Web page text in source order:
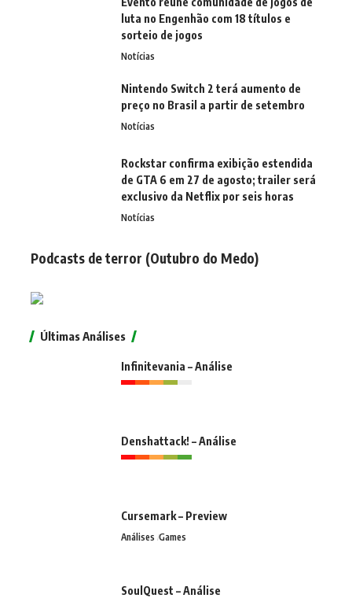
luta no Engenhão com 18 títulos e
sorteio de jogos
Notícias
Nintendo Switch 2 terá aumento de
preço no Brasil a partir de setembro
Notícias
Rockstar confirma exibição estendida
de GTA 6 em 27 de agosto; trailer será
exclusivo da Netflix por seis horas
Notícias
Podcasts de terror (Outubro do Medo)
Últimas Análises
Infinitevania – Análise
Denshattack! – Análise
Cursemark – Preview
Análises Games
SoulQuest – Análise